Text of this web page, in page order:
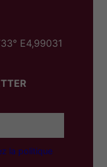
E4,99031
la politique